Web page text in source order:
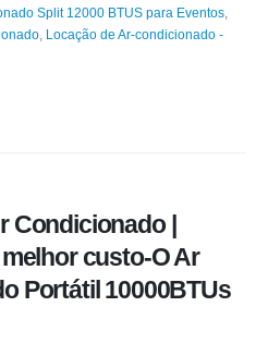
Split 12000 BTUS para Eventos
Locação de Ar-condicionado -
Condicionado |
custo-O Ar
Portátil 10000BTUs